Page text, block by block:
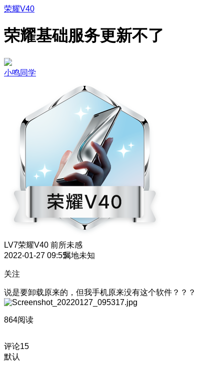
荣耀V40
荣耀基础服务更新不了
小鸣同学
LV7荣耀V40 前所未感
2022-01-27 09:55属地未知
关注
说是要卸载原来的，但我手机原来没有这个软件？？？
864阅读
评论15
默认